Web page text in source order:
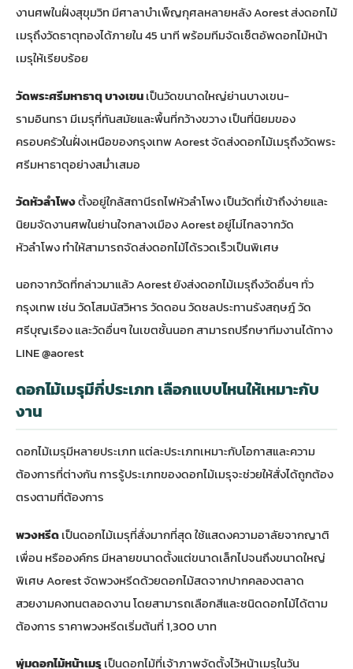
งานศพในฝั่งสุขุมวิท มีศาลาบำเพ็ญกุศลหลายหลังAorest ส่งดอกไม้
เมรุถึงวัดธาตุทองได้ภายใน 45 นาที พร้อมทีมจัดเซ็ตอัพดอกไม้หน้า
เมรุให้เรียบร้อย
วัดพระศรีมหาธาตุ บางเขนเป็นวัดขนาดใหญ่ย่านบางเขน-
รามอินทรา มีเมรุที่ทันสมัยและพื้นที่กว้างขวาง เป็นที่นิยมของ
ครอบครัวในฝั่งเหนือของกรุงเทพ Aorest จัดส่งดอกไม้เมรุถึงวัดพระ
ศรีมหาธาตุอย่างสม่ำเสมอ
วัดหัวลำโพงตั้งอยู่ใกล้สถานีรถไฟหัวลำโพง เป็นวัดที่เข้าถึงง่ายและ
นิยมจัดงานศพในย่านใจกลางเมือง Aorest อยู่ไม่ไกลจากวัด
หัวลำโพง ทำให้สามารถจัดส่งดอกไม้ได้รวดเร็วเป็นพิเศษ
นอกจากวัดที่กล่าวมาแล้ว Aorest ยังส่งดอกไม้เมรุถึงวัดอื่นๆ ทั่ว
กรุงเทพ เช่น วัดโสมนัสวิหาร วัดดอน วัดชลประทานรังสฤษฎ์ วัด
ศรีบุญเรือง และวัดอื่นๆ ในเขตชั้นนอก สามารถปรึกษาทีมงานได้ทาง
LINE @aorest
ดอกไม้เมรุมีกี่ประเภท เลือกแบบไหนให้เหมาะกับ
งาน
ดอกไม้เมรุมีหลายประเภท แต่ละประเภทเหมาะกับโอกาสและความ
ต้องการที่ต่างกัน การรู้ประเภทของดอกไม้เมรุจะช่วยให้สั่งได้ถูกต้อง
ตรงตามที่ต้องการ
พวงหรีดเป็นดอกไม้เมรุที่สั่งมากที่สุด ใช้แสดงความอาลัยจากญาติ
เพื่อน หรือองค์กร มีหลายขนาดตั้งแต่ขนาดเล็กไปจนถึงขนาดใหญ่
พิเศษ Aorest จัดพวงหรีดด้วยดอกไม้สดจากปากคลองตลาด
สวยงามคงทนตลอดงาน โดยสามารถเลือกสีและชนิดดอกไม้ได้ตาม
ต้องการ ราคาพวงหรีดเริ่มต้นที่ 1,300 บาท
พุ่มดอกไม้หน้าเมรุเป็นดอกไม้ที่เจ้าภาพจัดตั้งไว้หน้าเมรุในวัน